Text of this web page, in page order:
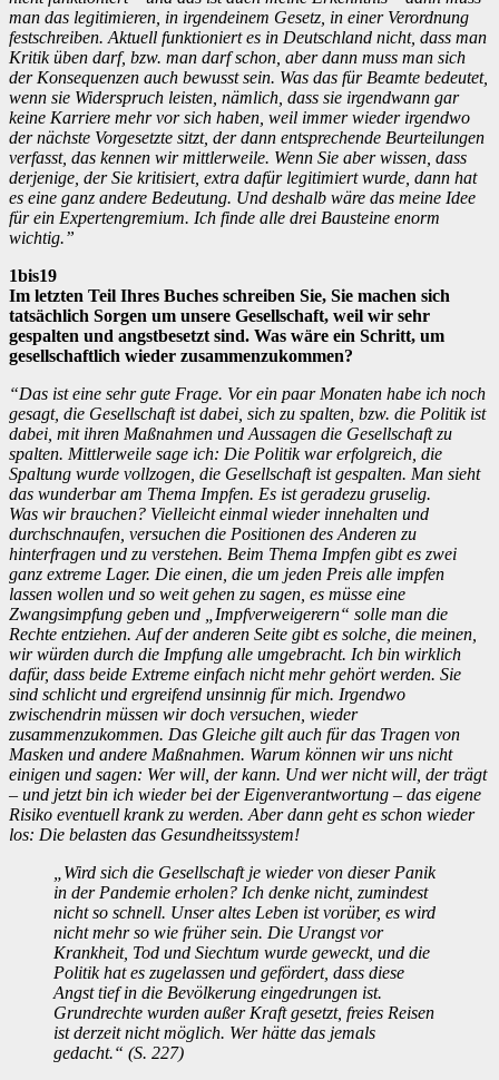
man das legitimieren, in irgendeinem Gesetz, in einer Verordnung
festschreiben. Aktuell funktioniert es in Deutschland nicht, dass man
Kritik üben darf, bzw. man darf schon, aber dann muss man sich
der Konsequenzen auch bewusst sein. Was das für Beamte bedeutet,
wenn sie Widerspruch leisten, nämlich, dass sie irgendwann gar
keine Karriere mehr vor sich haben, weil immer wieder irgendwo
der nächste Vorgesetzte sitzt, der dann entsprechende Beurteilungen
verfasst, das kennen wir mittlerweile. Wenn Sie aber wissen, dass
derjenige, der Sie kritisiert, extra dafür legitimiert wurde, dann hat
es eine ganz andere Bedeutung. Und deshalb wäre das meine Idee
für ein Expertengremium. Ich finde alle drei Bausteine enorm
wichtig.”
1bis19
Im letzten Teil Ihres Buches schreiben Sie, Sie machen sich
tatsächlich Sorgen um unsere Gesellschaft, weil wir sehr
gespalten und angstbesetzt sind. Was wäre ein Schritt, um
gesellschaftlich wieder zusammenzukommen?
“Das ist eine sehr gute Frage. Vor ein paar Monaten habe ich noch
gesagt, die Gesellschaft ist dabei, sich zu spalten, bzw. die Politik ist
dabei, mit ihren Maßnahmen und Aussagen die Gesellschaft zu
spalten. Mittlerweile sage ich: Die Politik war erfolgreich, die
Spaltung wurde vollzogen, die Gesellschaft ist gespalten. Man sieht
das wunderbar am Thema Impfen. Es ist geradezu gruselig.
Was wir brauchen? Vielleicht einmal wieder innehalten und
durchschnaufen, versuchen die Positionen des Anderen zu
hinterfragen und zu verstehen. Beim Thema Impfen gibt es zwei
ganz extreme Lager. Die einen, die um jeden Preis alle impfen
lassen wollen und so weit gehen zu sagen, es müsse eine
Zwangsimpfung geben und „Impfverweigerern“ solle man die
Rechte entziehen. Auf der anderen Seite gibt es solche, die meinen,
wir würden durch die Impfung alle umgebracht. Ich bin wirklich
dafür, dass beide Extreme einfach nicht mehr gehört werden. Sie
sind schlicht und ergreifend unsinnig für mich. Irgendwo
zwischendrin müssen wir doch versuchen, wieder
zusammenzukommen. Das Gleiche gilt auch für das Tragen von
Masken und andere Maßnahmen. Warum können wir uns nicht
einigen und sagen: Wer will, der kann. Und wer nicht will, der trägt
– und jetzt bin ich wieder bei der Eigenverantwortung – das eigene
Risiko eventuell krank zu werden. Aber dann geht es schon wieder
los: Die belasten das Gesundheitssystem!
„Wird sich die Gesellschaft je wieder von dieser Panik
in der Pandemie erholen? Ich denke nicht, zumindest
nicht so schnell. Unser altes Leben ist vorüber, es wird
nicht mehr so wie früher sein. Die Urangst vor
Krankheit, Tod und Siechtum wurde geweckt, und die
Politik hat es zugelassen und gefördert, dass diese
Angst tief in die Bevölkerung eingedrungen ist.
Grundrechte wurden außer Kraft gesetzt, freies Reisen
ist derzeit nicht möglich. Wer hätte das jemals
gedacht.“ (S. 227)